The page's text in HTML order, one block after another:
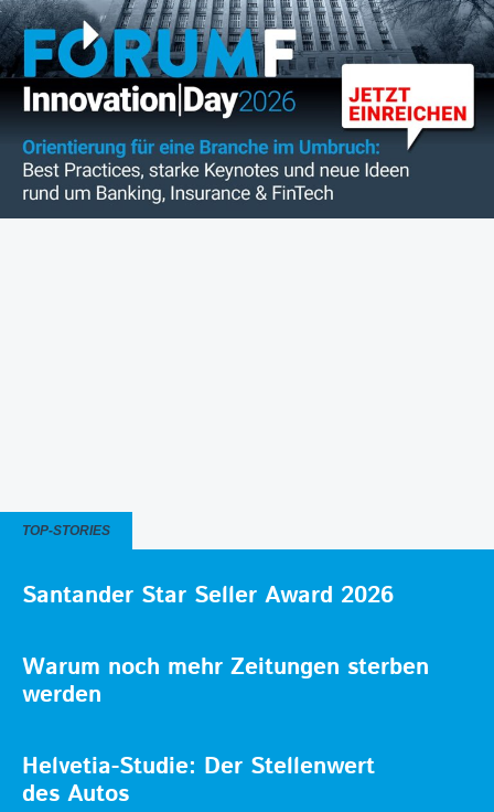
TOP-STORIES
Santander Star Seller Award 2026
Warum noch mehr Zeitungen sterben
werden
Helvetia-Studie: Der Stellenwert
des Autos